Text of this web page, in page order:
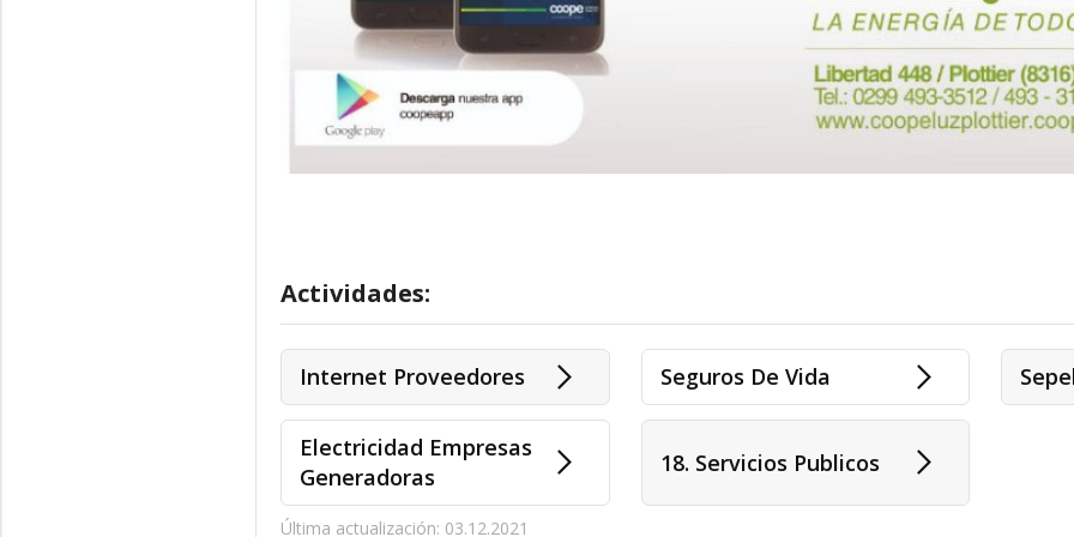
Actividades:
Internet Proveedores Seguros De Vida
Electricidad Empresas
Generadoras
18. Servicios Publicos
Última actualización: 03.12.2021